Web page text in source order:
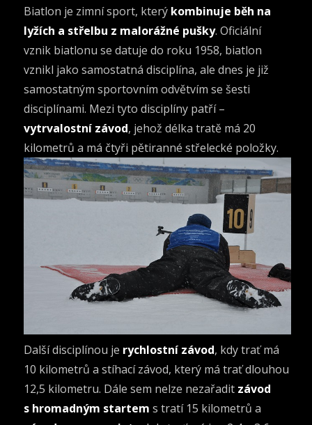
Biatlon je zimní sport, který kombinuje běh na
lyžích a střelbu z malorážné pušky. Oficiální
vznik biatlonu se datuje do roku 1958, biatlon
vznikl jako samostatná disciplína, ale dnes je již
samostatným sportovním odvětvím se šesti
disciplínami. Mezi tyto disciplíny patří –
vytrvalostní závod, jehož délka tratě má 20
kilometrů a má čtyři pětiranné střelecké položky.
Další disciplínou je rychlostní závod, kdy trať má
10 kilometrů a stíhací závod, který má trať dlouhou
12,5 kilometru. Dále sem nelze nezařadit závod
s hromadným startem s tratí 15 kilometrů a